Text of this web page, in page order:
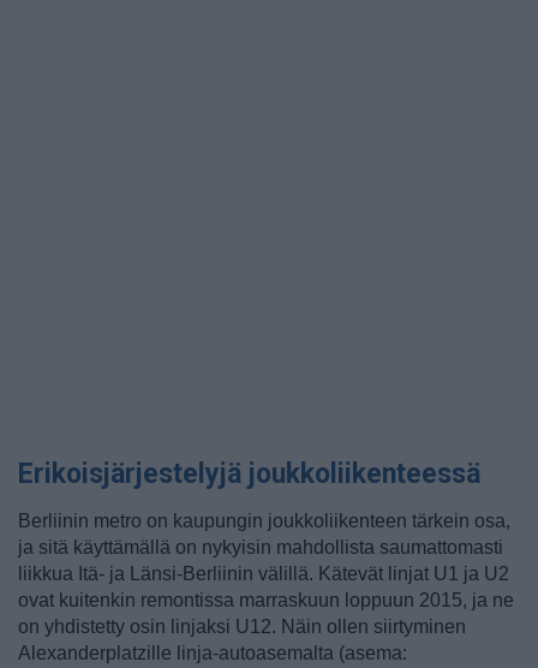
Erikoisjärjestelyjä joukkoliikenteessä
Berliinin metro on kaupungin joukkoliikenteen tärkein osa,
ja sitä käyttämällä on nykyisin mahdollista saumattomasti
liikkua Itä- ja Länsi-Berliinin välillä. Kätevät linjat U1 ja U2
ovat kuitenkin remontissa marraskuun loppuun 2015, ja ne
on yhdistetty osin linjaksi U12. Näin ollen siirtyminen
Alexanderplatzille linja-autoasemalta (asema: